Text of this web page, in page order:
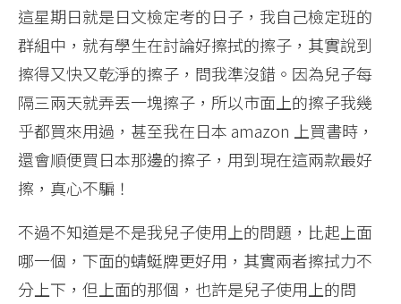
這星期日就是日文檢定考的日子，我自己檢定班的
群組中，就有學生在討論好擦拭的擦子，其實說到
擦得又快又乾淨的擦子，問我準沒錯。因為兒子每
隔三兩天就弄丟一塊擦子，所以市面上的擦子我幾
乎都買來用過，甚至我在日本 amazon 上買書時，
還會順便買日本那邊的擦子，用到現在這兩款最好
擦，真心不騙！
不過不知道是不是我兒子使用上的問題，比起上面
哪一個，下面的蜻蜓牌更好用，其實兩者擦拭力不
分上下，但上面的那個，也許是兒子使用上的問